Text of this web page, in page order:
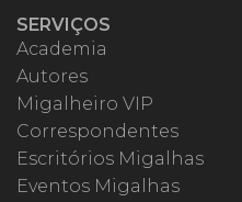
SERVIÇOS
Academia
Autores
Migalheiro VIP
Correspondentes
Escritórios Migalhas
Eventos Migalhas